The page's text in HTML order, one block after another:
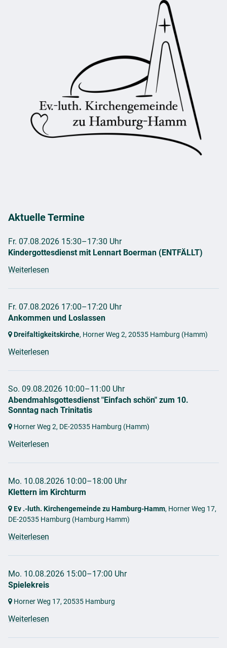
Aktuelle Termine
Fr. 07.08.2026 15:30–17:30 Uhr
Kindergottesdienst mit Lennart Boerman (ENTFÄLLT)
Weiterlesen
Fr. 07.08.2026 17:00–17:20 Uhr
Ankommen und Loslassen
Dreifaltigkeitskirche, Horner Weg 2, 20535 Hamburg (Hamm)
Weiterlesen
So. 09.08.2026 10:00–11:00 Uhr
Abendmahlsgottesdienst "Einfach schön" zum 10.
Sonntag nach Trinitatis
Horner Weg 2, DE-20535 Hamburg (Hamm)
Weiterlesen
Mo. 10.08.2026 10:00–18:00 Uhr
Klettern im Kirchturm
Ev .-luth. Kirchengemeinde zu Hamburg-Hamm, Horner Weg 17,
DE-20535 Hamburg (Hamburg Hamm)
Weiterlesen
Mo. 10.08.2026 15:00–17:00 Uhr
Spielekreis
Horner Weg 17, 20535 Hamburg
Weiterlesen